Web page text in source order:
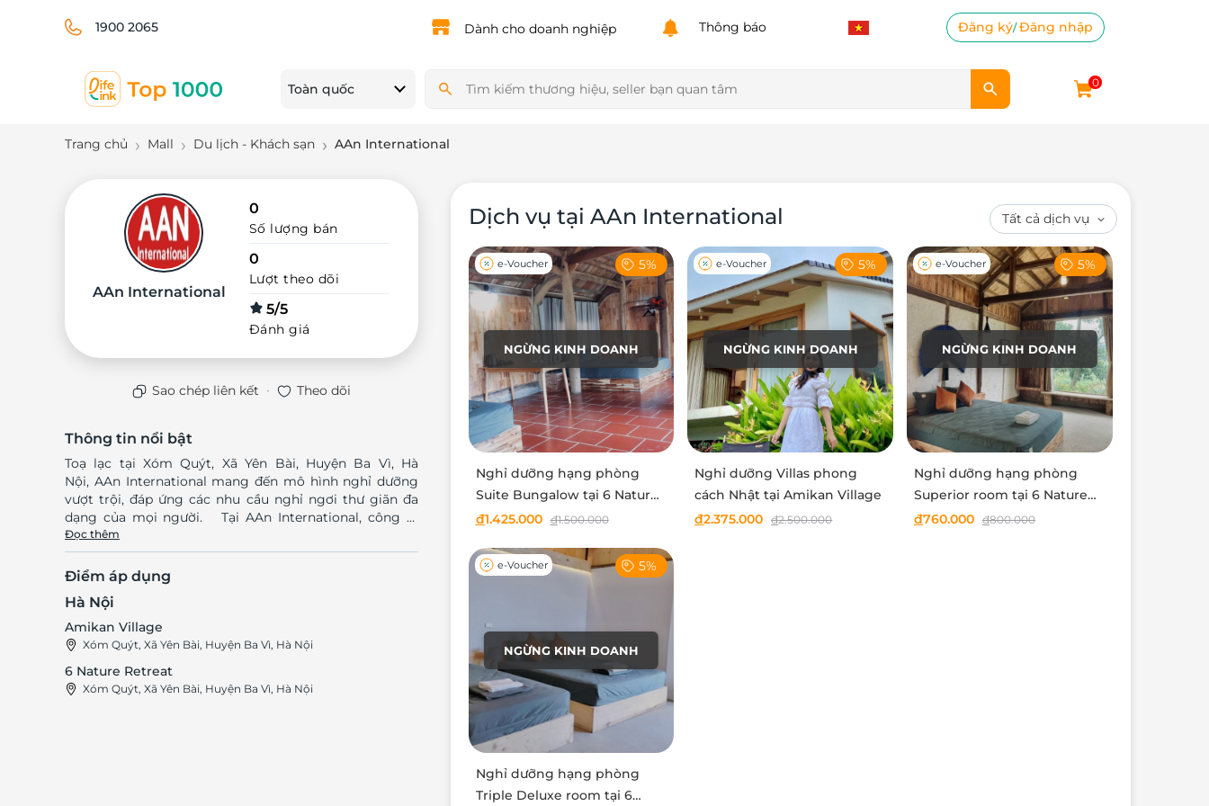
1900 2065 Dành cho doanh nghiệp Thông báo Đăng ký/Đăng nhập
Toàn quốc 0
Trang chủ Mall Du lịch - Khách sạn AAn International
AAn International
0
Số lượng bán
0
Lượt theo dõi
5/5
Đánh giá
Sao chép liên kết · Theo dõi
Thông tin nổi bật
Toạ lạc tại Xóm Quýt, Xã Yên Bài, Huyện Ba Vì, Hà
Nội, AAn International mang đến mô hình nghỉ dưỡng
vượt trội, đáp ứng các nhu cầu nghỉ ngơi thư giãn đa
dạng của mọi người. Tại AAn International, công ty
luôn tìm kiếm những giải pháp thông minh và hiện đại
nhất để giúp gìn giữ giá trị cốt lõi của cuộc sống, đó là
tình yêu thương và sự gắn kết giữa các thành viên
trong gia đình qua các mô hình nghỉ dưỡng tiện lợi,
đẳng cấp, tiện nghi. Sự đa dạng về kinh nghiệm,
chuyên môn và văn hóa của đội ngũ nhân viên, AAn
International hứa hẹn đem đến tính chuyên nghiệp,
Đọc thêm
Điểm áp dụng
Hà Nội
Amikan Village
Xóm Quýt, Xã Yên Bài, Huyện Ba Vì, Hà Nội
6 Nature Retreat
Xóm Quýt, Xã Yên Bài, Huyện Ba Vì, Hà Nội
Dịch vụ tại AAn International
NGỪNG KINH DOANH
e-Voucher 5%
Nghỉ dưỡng hạng phòng
Suite Bungalow tại 6 Nature
Ba Vì
đ1.425.000 đ1.500.000
NGỪNG KINH DOANH
e-Voucher 5%
Nghỉ dưỡng Villas phong
cách Nhật tại Amikan Village
đ2.375.000 đ2.500.000
NGỪNG KINH DOANH
e-Voucher 5%
Nghỉ dưỡng hạng phòng
Superior room tại 6 Nature
Ba Vì
đ760.000 đ800.000
NGỪNG KINH DOANH
e-Voucher 5%
Nghỉ dưỡng hạng phòng
Triple Deluxe room tại 6